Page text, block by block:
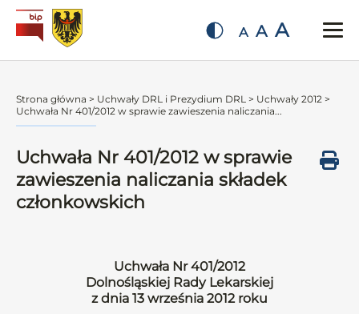
A A A
Strona główna > Uchwały DRL i Prezydium DRL > Uchwały 2012 >
Uchwała Nr 401/2012 w sprawie zawieszenia naliczania...
Uchwała Nr 401/2012 w sprawie
zawieszenia naliczania składek
członkowskich
Uchwała Nr 401/2012
Dolnośląskiej Rady Lekarskiej
z dnia 13 września 2012 roku